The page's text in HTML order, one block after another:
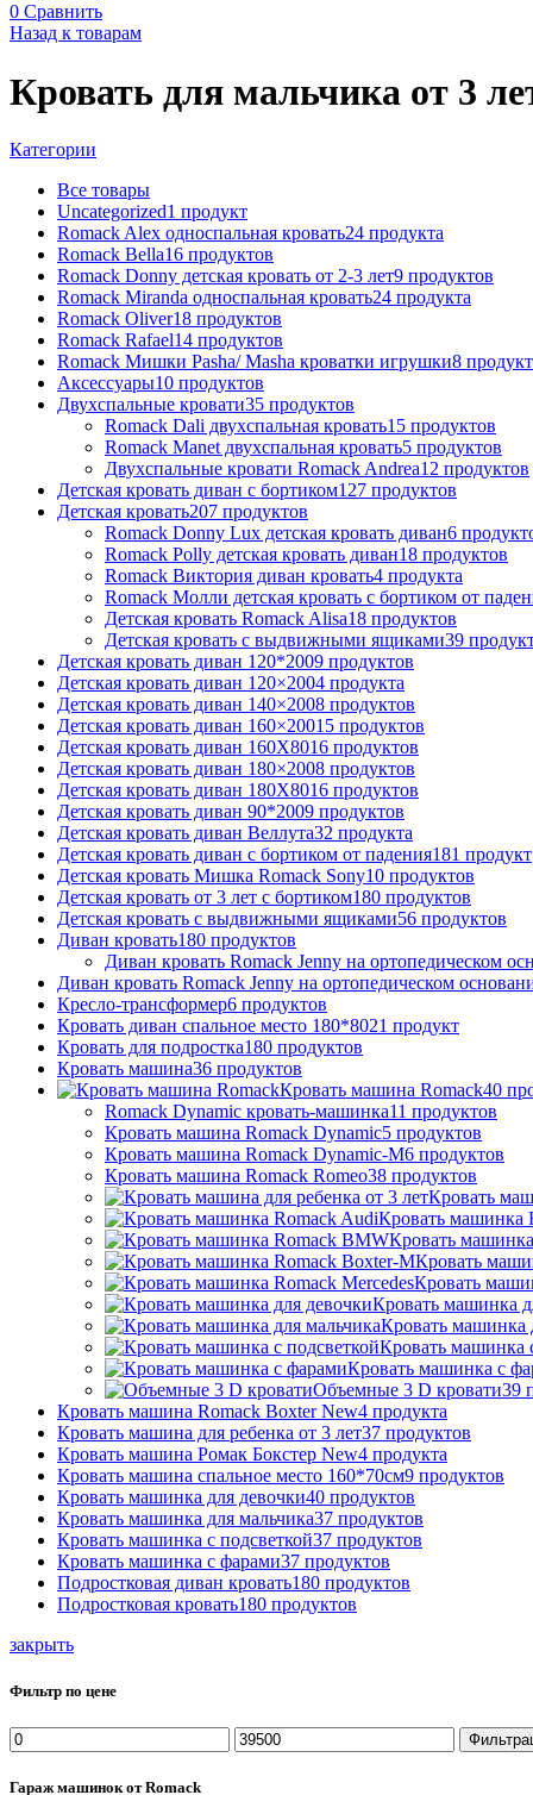
0 Сравнить
Назад к товарам
Кровать для мальчика от 3
Категории
Все товары
Uncategorized1 продукт
Romack Alex односпальная кровать24 продукта
Romack Bella16 продуктов
Romack Donny детская кровать от 2-3 лет9 продуктов
Romack Miranda односпальная кровать24 продукта
Romack Oliver18 продуктов
Romack Rafael14 продуктов
Romack Мишки Pasha/ Masha кроватки игрушки8
Аксессуары10 продуктов
Двухспальные кровати35 продуктов
Romack Dali двухспальная кровать15 продуктов
Romack Manet двухспальная кровать5 продуктов
Двухспальные кровати Romack Andrea12 продуктов
Детcкая кровать диван с бортиком127 продуктов
Детская кровать207 продуктов
Romack Donny Lux детская кровать диван6
Romack Polly детская кровать диван18 продуктов
Romack Виктория диван кровать4 продукта
Romack Молли детская кровать с бортиком от
Детская кровать Romack Alisa18 продуктов
Детская кровать с выдвижными ящиками39
Детская кровать диван 120*2009 продуктов
Детская кровать диван 120×2004 продукта
Детская кровать диван 140×2008 продуктов
Детская кровать диван 160×20015 продуктов
Детская кровать диван 160Х8016 продуктов
Детская кровать диван 180×2008 продуктов
Детская кровать диван 180Х8016 продуктов
Детская кровать диван 90*2009 продуктов
Детская кровать диван Веллута32 продукта
Детская кровать диван с бортиком от падения181 продукт
Детская кровать Мишка Romack Sony10 продуктов
Детская кровать от 3 лет с бортиком180 продуктов
Детская кровать с выдвижными ящиками56 продуктов
Диван кровать180 продуктов
Диван кровать Romack Jenny на ортопедическом
Диван кровать Romack Jenny на ортопедическом
Кресло-трансформер6 продуктов
Кровать диван спальное место 180*8021 продукт
Кровать для подростка180 продуктов
Кровать машина36 продуктов
Кровать машина Romack40
Romack Dynamic кровать-машинка11 продуктов
Кровать машина Romack Dynamic5 продуктов
Кровать машина Romack Dynamic-M6 продуктов
Кровать машина Romack Romeo38 продуктов
Кровать
Кровать машинка
Кровать
Кровать
Кровать
Кровать машинка
Кровать машинка
Кровать машинка
Кровать машинка с
Объемные 3 D кровати39
Кровать машина Romack Boxter New4 продукта
Кровать машина для ребенка от 3 лет37 продуктов
Кровать машина Ромак Бокстер New4 продукта
Кровать машина спальное место 160*70см9 продуктов
Кровать машинка для девочки40 продуктов
Кровать машинка для мальчика37 продуктов
Кровать машинка с подсветкой37 продуктов
Кровать машинка с фарами37 продуктов
Подростковая диван кровать180 продуктов
Подростковая кровать180 продуктов
закрыть
Фильтр по цене
Минимальная
цена
Максимальная
цена
Гараж машинок от Romack